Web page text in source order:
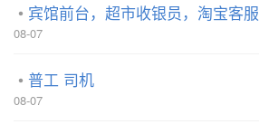
宾馆前台，超市收银员，淘宝客服
08-07
普工 司机
08-07